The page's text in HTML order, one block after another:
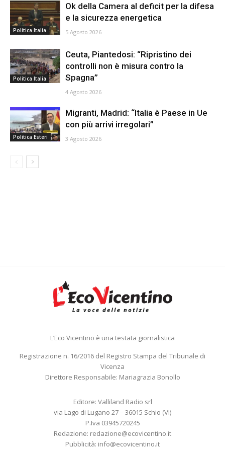
Politica Italia
Ok della Camera al deficit per la difesa
e la sicurezza energetica
5 Agosto 2026
Politica Italia
Ceuta, Piantedosi: “Ripristino dei
controlli non è misura contro la
Spagna”
4 Agosto 2026
Politica Esteri
Migranti, Madrid: “Italia è Paese in Ue
con più arrivi irregolari”
3 Agosto 2026
L’Eco Vicentino è una testata giornalistica
Registrazione n. 16/2016 del Registro Stampa del Tribunale di
Vicenza
Direttore Responsabile: Mariagrazia Bonollo
Editore: Valliland Radio srl
via Lago di Lugano 27 – 36015 Schio (VI)
P.Iva 03945720245
Redazione: redazione@ecovicentino.it
Pubblicità: info@ecovicentino.it